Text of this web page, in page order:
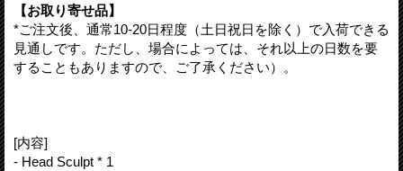
【お取り寄せ品】
*ご注文後、通常10-20日程度（土日祝日を除く）で入荷できる
見通しです。ただし、場合によっては、それ以上の日数を要
することもありますので、ご了承ください）。
[内容]
- Head Sculpt * 1